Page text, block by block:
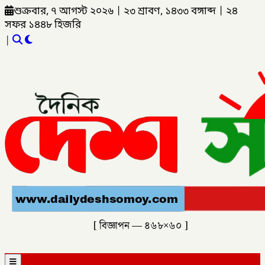
শুক্রবার, ৭ আগস্ট ২০২৬ ২৩ শ্রাবণ, ১৪৩৩ বঙ্গাব্দ
২৪
সফর ১৪৪৮ হিজরি
|
[ বিজ্ঞাপন — ৪৬৮×৬০ ]